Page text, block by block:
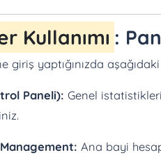
Kullanımı :
giriş yaptığınızda
Paneli): Genel
Ana bayi